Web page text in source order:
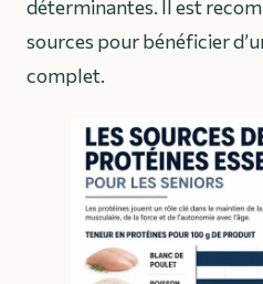
déterminantes. Il est
sources pour bénéficier
complet.